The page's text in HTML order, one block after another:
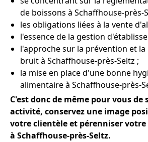
de boissons à Schaffhouse-près-
les obligations liées à la vente
l'essence de la gestion
l'approche sur la prévention et
bruit à Schaffhouse-près-Seltz ;
la mise en place d'une bonne
alimentaire à Schaffhouse-près-
C'est donc de même pour vous de
activité, conservez une image
votre clientèle et pérenniser
à Schaffhouse-près-Seltz.